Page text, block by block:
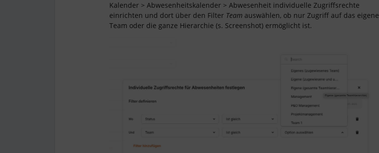
Kalender > Abwesenheitskalender > Abwesenheit individuelle Zugriffsrechte
einrichten und dort über den Filter Team auswählen, ob nur Zugriff auf das eigene
Team oder die ganze Hierarchie (s. Screenshot) ermöglicht ist.